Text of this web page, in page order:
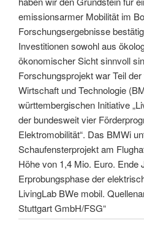
emissionsarmer Mobilität im
Forschungsergebnisse
Investitionen sowohl aus
ökonomischer Sicht sinnvoll
Forschungsprojekt war Teil
Wirtschaft und Technologie
württembergischen Initiative
der bundesweit vier
Elektromobilität“. Das BMWi
Schaufensterprojekt am
Höhe von 1,4 Mio. Euro. Ende
Erprobungsphase der
LivingLab BWe mobil.
Stuttgart GmbH/FSG“